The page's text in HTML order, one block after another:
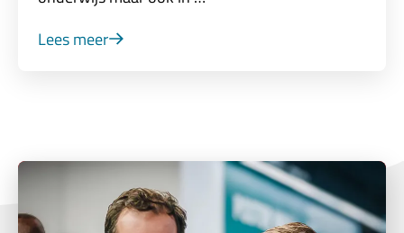
Lees meer